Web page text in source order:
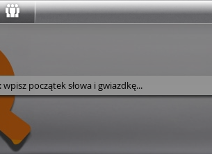
Wyszukaj w serwisie